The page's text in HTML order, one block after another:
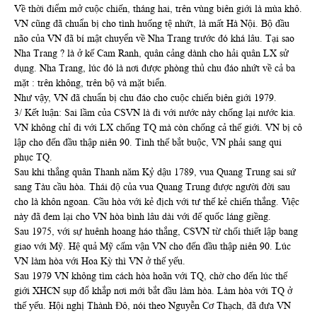
Về thời điểm mở cuộc chiến, tháng hai, trên vùng biên giới là mùa khô.
VN cũng đã chuẩn bị cho tình huống tệ nhứt, là mất Hà Nội. Bộ đầu
não của VN đã bí mật chuyển về Nha Trang trước đó khá lâu. Tại sao
Nha Trang ? là ở kế Cam Ranh, quân cảng dành cho hải quân LX sử
dụng. Nha Trang, lúc đó là nơi được phòng thủ chu đáo nhứt về cả ba
mặt : trên không, trên bộ và mặt biển.
Như vậy, VN đã chuẩn bị chu đáo cho cuộc chiến biên giới 1979.
3/ Kết luận: Sai lầm của CSVN là đi với nước này chống lại nước kia.
VN không chỉ đi với LX chống TQ mà còn chống cả thế giới. VN bị cô
lập cho đến đầu thập niên 90. Tình thế bắt buộc, VN phải sang qui
phục TQ.
Sau khi thắng quân Thanh năm Kỷ dậu 1789, vua Quang Trung sai sứ
sang Tàu cầu hòa. Thái độ của vua Quang Trung được người đời sau
cho là khôn ngoan. Cầu hòa với kẻ địch với tư thế kẻ chiến thắng. Việc
này đã đem lại cho VN hòa bình lâu dài với đế quốc láng giềng.
Sau 1975, với sự huênh hoang háo thắng, CSVN từ chối thiết lập bang
giao với Mỹ. Hệ quả Mỹ cấm vận VN cho đến đầu thập niên 90. Lúc
VN làm hòa với Hoa Kỳ thì VN ở thế yếu.
Sau 1979 VN không tìm cách hòa hoãn với TQ, chờ cho đến lúc thế
giới XHCN sụp đổ khắp nơi mới bắt đầu làm hòa. Làm hòa với TQ ở
thế yếu. Hội nghị Thành Đô, nói theo Nguyễn Cơ Thạch, đã đưa VN